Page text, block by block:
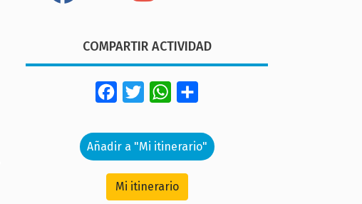
COMPARTIR ACTIVIDAD
Facebook
Twitter WhatsApp
Añadir a "Mi itinerario"
Mi itinerario